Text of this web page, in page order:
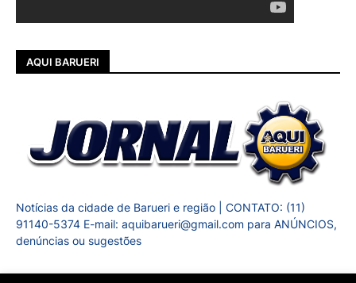
AQUI BARUERI
Notícias da cidade de Barueri e região | CONTATO: (11)
91140-5374 E-mail: aquibarueri@gmail.com para ANÚNCIOS,
denúncias ou sugestões